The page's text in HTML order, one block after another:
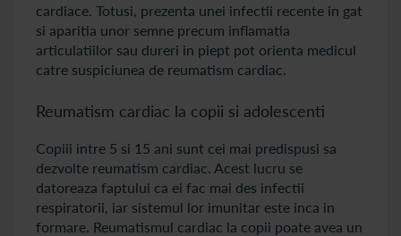
cardiace. Totusi, prezenta unei infectii recente in gat
si aparitia unor semne precum inflamatia
articulatiilor sau dureri in piept pot orienta medicul
catre suspiciunea de reumatism cardiac.
Reumatism cardiac la copii si adolescenti
Copiii intre 5 si 15 ani sunt cei mai predispusi sa
dezvolte reumatism cardiac. Acest lucru se
datoreaza faptului ca ei fac mai des infectii
respiratorii, iar sistemul lor imunitar este inca in
formare. Reumatismul cardiac la copii poate avea un